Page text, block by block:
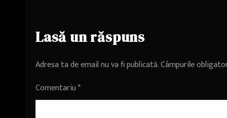
Lasă un răspuns
Adresa ta de email nu va fi publicată.Câmpurile
Comentariu*